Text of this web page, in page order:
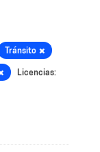
Tránsito
Licencias: